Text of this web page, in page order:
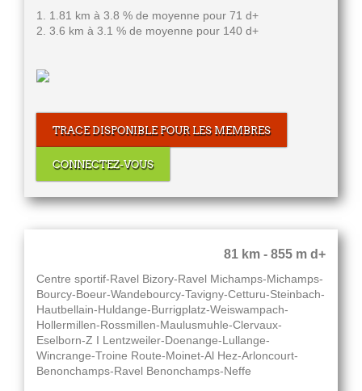
1. 1.81 km à 3.8 % de moyenne pour 71 d+
2. 3.6 km à 3.1 % de moyenne pour 140 d+
TRACE DISPONIBLE POUR LES MEMBRES
CONNECTEZ-VOUS
81 km - 855 m d+
Centre sportif-Ravel Bizory-Ravel Michamps-Michamps-
Bourcy-Boeur-Wandebourcy-Tavigny-Cetturu-Steinbach-
Hautbellain-Huldange-Burrigplatz-Weiswampach-
Hollermillen-Rossmillen-Maulusmuhle-Clervaux-
Eselborn-Z I Lentzweiler-Doenange-Lullange-
Wincrange-Troine Route-Moinet-Al Hez-Arloncourt-
Benonchamps-Ravel Benonchamps-Neffe